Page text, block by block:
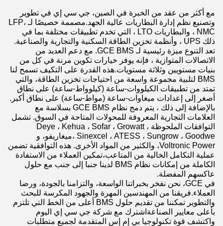
مع أكثر من عقد من الخبرة في الصين، جي سي إي في تطوير
وتصنيع نظم إدارة البطاريات عالية الجهد.مصممة خصيصًا لـ LFP،
NMC ، والبطاريات LTO ، التي تخدم تطبيقات مختلفة بما في
ذلك UPS ، وأنظمة تخزين الطاقة السكنية والتجارية والصناعية.
تعد التنوع ميزة رئيسية لـ GCE BMS. مع دعم العديد من
الاتصالات المتوازية ، فإنه يوفر خيارات تكوين مرنة في كل من
بنيات مستويين وثلاثة مستويات.هذه القدرة على التكيف تسمح لنا
BMS لتلبية مجموعة واسعة من احتياجات تخزين الطاقة، والتي
تمتد من تطبيقات الكيلووات-ساعة (كيلوواط-ساعة) على نطاق
أصغر إلى إعدادات ميغاوات-ساعة (مواط-ساعة) على نطاق أكبر.
بالإضافة إلى ذلك ، يتم دمج نظام GCE BMS بسلاسة مع
العلامات التجارية المعروفة للمحولات المتاحة في السوق. تشمل
التوافقات الملحوظة Deye ، Kehua ، Sofar ، Growatt ،
Sinexcel ، ATESS ، Sungrow ، Goodwe ،ميغاريفو، و
Voltronic Power، والكثير من المواد الأخرى. هذه التوافقية تضمن
عملية التكامل الخالية من المتاعب،تمكين العملاء من الاستفادة
الكاملة من إمكانات نظام BMS لدينا جنبا إلى جنب مع حلول
عاكسهم المفضلة.
في GCE، نحن نفخر بخبراتنا الواسعة، والتزامنا بالجودة، ورضا
العملاء.فريقنا من المهندسين المهرة والجهود المكرسة للبحث
والتطوير تمكننا من تقديم حلول BMS أعلى من الخط التي تلتزم
بأعلى معايير الصناعةاشترك مع شركة جي سي إي اليوم
واكتشف قوة تكنولوجيا بي إم إس المتقدمة لجميع متطلبات